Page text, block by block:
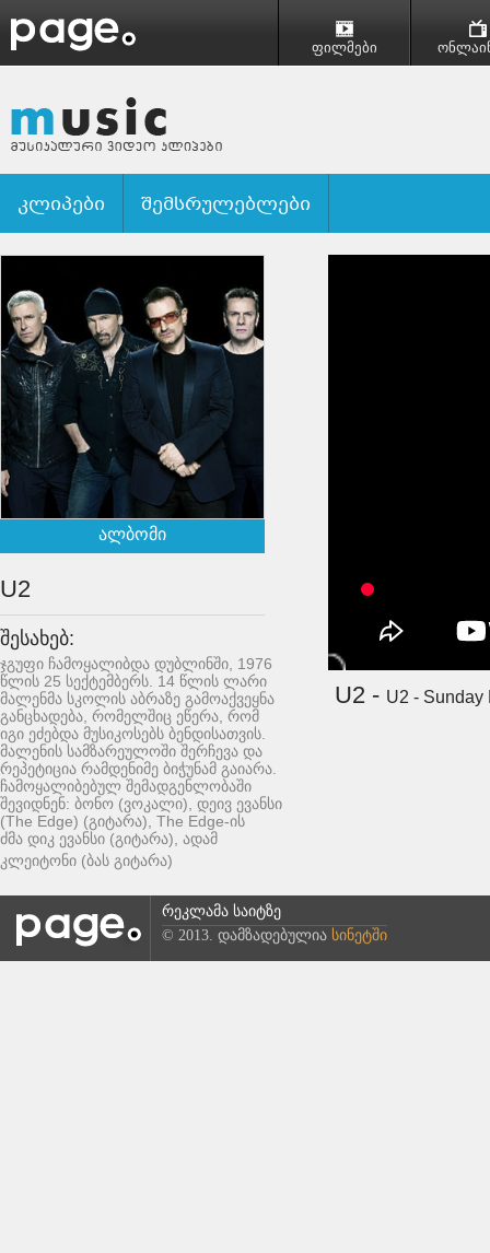
ფილმები
კლიპები შემსრულებლები
ალბომი
U2
შესახებ:
ჯგუფი ჩამოყალიბდა დუბლინში, 1976
წლის 25 სექტემბერს. 14 წლის ლარი
მალენმა სკოლის აბრაზე გამოაქვეყნა
განცხადება, რომელშიც ეწერა, რომ
იგი ეძებდა მუსიკოსებს ბენდისათვის.
მალენის სამზარეულოში შერჩევა და
რეპეტიცია რამდენიმე ბიჭუნამ გაიარა.
ჩამოყალიბებულ შემადგენლობაში
შევიდნენ: ბონო (ვოკალი), დეივ ევანსი
(The Edge) (გიტარა), The Edge-ის
ძმა დიკ ევანსი (გიტარა), ადამ
კლეიტონი (ბას გიტარა)
U2 - U2 - Sunday
რეკლამა საიტზე
© 2013. დამზადებულია სინეტში